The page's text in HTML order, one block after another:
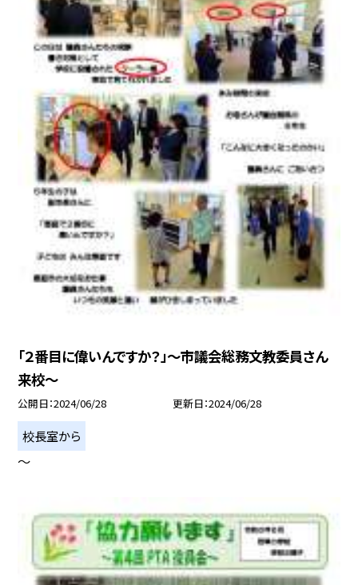
「２番目に偉いんですか？」〜市議会総務文教委員さん
来校〜
公開日 2024/06/28 更新日 2024/06/28
校長室から
〜